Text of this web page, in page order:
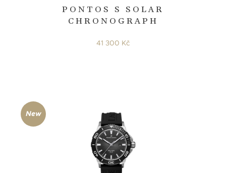
PONTOS S SOLAR
CHRONOGRAPH
41 300 Kč
New